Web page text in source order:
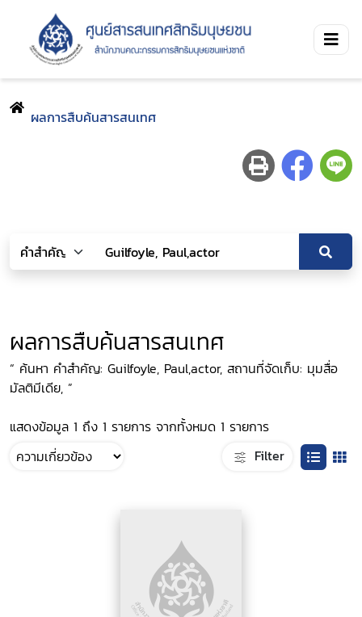
ผลการสืบค้นสารสนเทศ
ผลการสืบค้นสารสนเทศ
“ ค้นหา คำสำคัญ: Guilfoyle, Paul,actor, สถานที่จัดเก็บ: มุมสื่อ
มัลติมีเดีย, ”
แสดงข้อมูล 1 ถึง 1 รายการ จากทั้งหมด 1 รายการ
Filter